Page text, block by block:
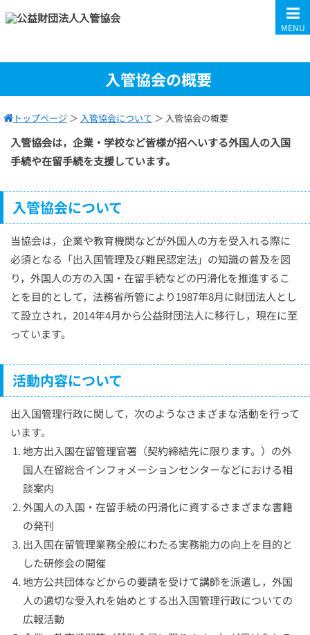
MENU
入管協会の概要
トップページ ＞ 入管協会について ＞ 入管協会の概要
入管協会は，企業・学校など皆様が招へいする外国人の入国
手続や在留手続を支援しています。
入管協会について
当協会は，企業や教育機関などが外国人の方を受入れる際に
必須となる「出入国管理及び難民認定法」の知識の普及を図
り，外国人の方の入国・在留手続などの円滑化を推進するこ
とを目的として，法務省所管により1987年8月に財団法人とし
て設立され，2014年4月から公益財団法人に移行し，現在に至
っています。
活動内容について
出入国管理行政に関して，次のようなさまざまな活動を行って
います。
地方出入国在留管理官署（契約締結先に限ります。）の外
国人在留総合インフォメーションセンターなどにおける相
談案内
外国人の入国・在留手続の円滑化に資するさまざまな書籍
の発刊
出入国在留管理業務全般にわたる実務能力の向上を目的と
した研修会の開催
地方公共団体などからの要請を受けて講師を派遣し，外国
人の適切な受入れを始めとする出入国管理行政についての
広報活動